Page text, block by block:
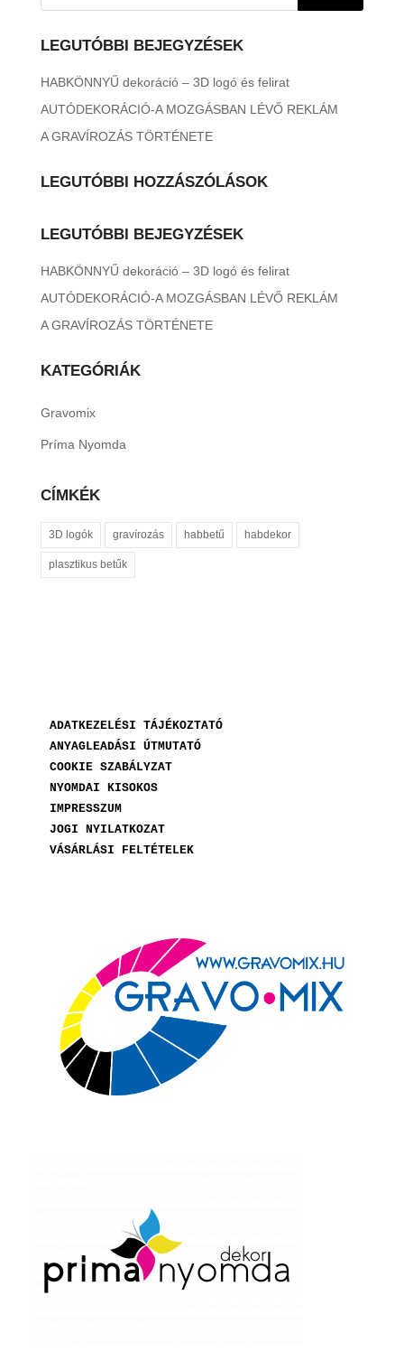
LEGUTÓBBI BEJEGYZÉSEK
HABKÖNNYŰ dekoráció – 3D logó és felirat
AUTÓDEKORÁCIÓ-A MOZGÁSBAN LÉVŐ REKLÁM
A GRAVÍROZÁS TÖRTÉNETE
LEGUTÓBBI HOZZÁSZÓLÁSOK
LEGUTÓBBI BEJEGYZÉSEK
HABKÖNNYŰ dekoráció – 3D logó és felirat
AUTÓDEKORÁCIÓ-A MOZGÁSBAN LÉVŐ REKLÁM
A GRAVÍROZÁS TÖRTÉNETE
KATEGÓRIÁK
Gravomix
Príma Nyomda
CÍMKÉK
3D logók gravírozás habbetű habdekor
plasztikus betűk
ADATKEZELÉSI TÁJÉKOZTATÓ
ANYAGLEADÁSI ÚTMUTATÓ
COOKIE SZABÁLYZAT
NYOMDAI KISOKOS
IMPRESSZUM
JOGI NYILATKOZAT
VÁSÁRLÁSI FELTÉTELEK